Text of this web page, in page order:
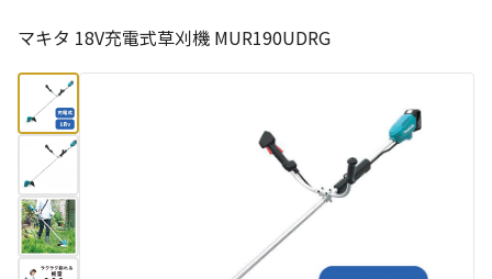
マキタ 18V充電式草刈機 MUR190UDRG